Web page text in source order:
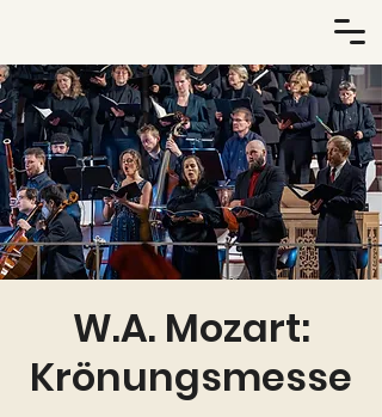
W.A. Mozart:
Krönungsmesse